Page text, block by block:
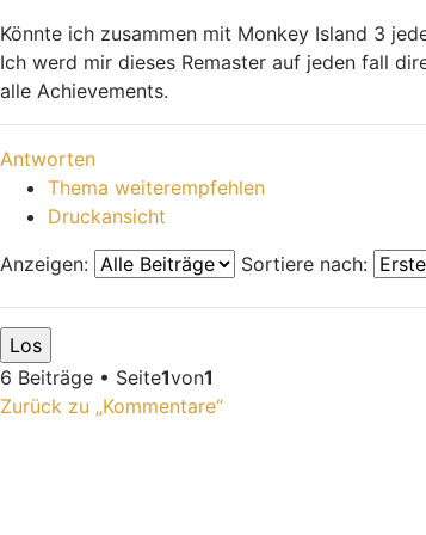
Könnte ich zusammen mit Monkey Island 3
Ich werd mir dieses Remaster auf jeden fall
alle Achievements.
Antworten
Thema weiterempfehlen
Druckansicht
Anzeigen:
Sortiere nach:
6 Beiträge • Seite1von1
Zurück zu „Kommentare“